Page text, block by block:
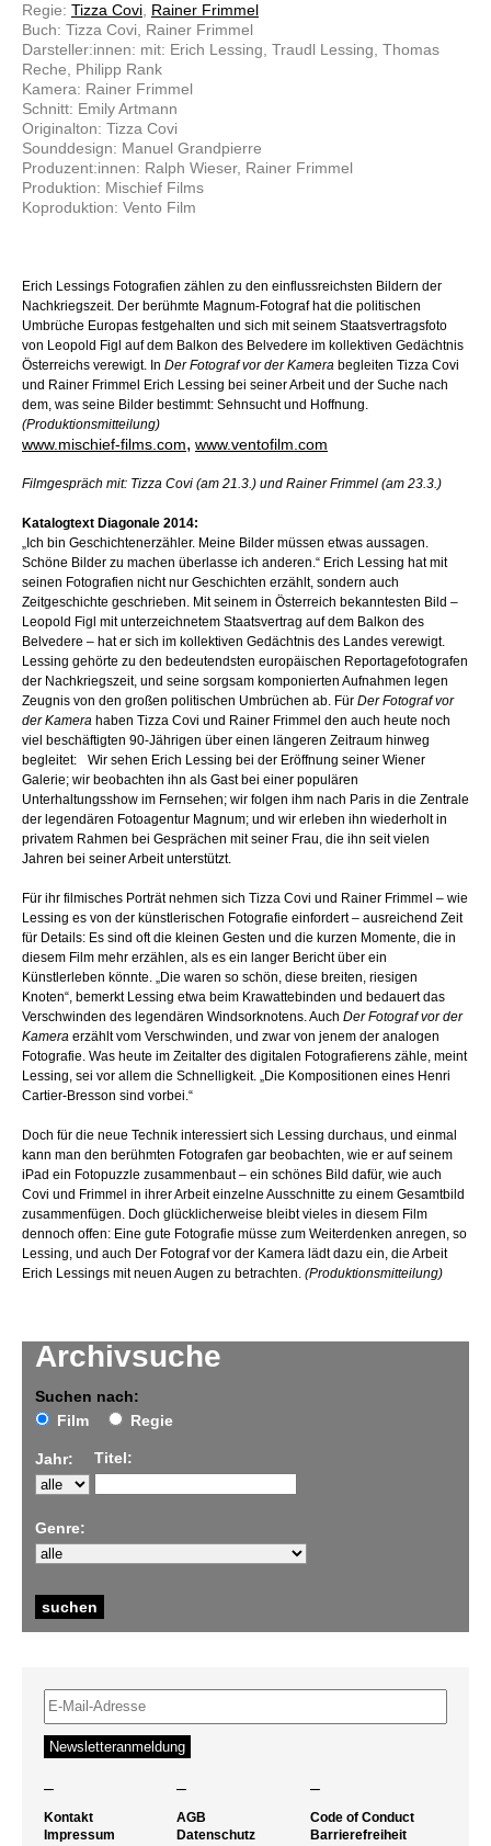
Archivsuche
Suchen nach:
Film
Regie
Jahr: Titel:
Genre:
Regie: Tizza Covi Rainer Frimmel
Buch: Tizza Covi, Rainer Frimmel
Darsteller:innen: mit: Erich Lessing, Traudl Lessing, Thomas
Reche, Philipp Rank
Kamera: Rainer Frimmel
Schnitt: Emily Artmann
Originalton: Tizza Covi
Sounddesign: Manuel Grandpierre
Produzent:innen: Ralph Wieser, Rainer Frimmel
Produktion: Mischief Films
Koproduktion: Vento Film
Erich Lessings Fotografien zählen zu den einflussreichsten Bildern der
Nachkriegszeit. Der berühmte Magnum-Fotograf hat die politischen
Umbrüche Europas festgehalten und sich mit seinem Staatsvertragsfoto
von Leopold Figl auf dem Balkon des Belvedere im kollektiven Gedächtnis
Österreichs verewigt. In Der Fotograf vor der Kamera begleiten Tizza Covi
und Rainer Frimmel Erich Lessing bei seiner Arbeit und der Suche nach
dem, was seine Bilder bestimmt: Sehnsucht und Hoffnung.
(Produktionsmitteilung)
www.mischief-films.com, www.ventofilm.com
Filmgespräch mit: Tizza Covi (am 21.3.) und Rainer Frimmel (am 23.3.)
Katalogtext Diagonale 2014:
„Ich bin Geschichtenerzähler. Meine Bilder müssen etwas aussagen.
Schöne Bilder zu machen überlasse ich anderen.“ Erich Lessing hat mit
seinen Fotografien nicht nur Geschichten erzählt, sondern auch
Zeitgeschichte geschrieben. Mit seinem in Österreich bekanntesten Bild –
Leopold Figl mit unterzeichnetem Staatsvertrag auf dem Balkon des
Belvedere – hat er sich im kollektiven Gedächtnis des Landes verewigt.
Lessing gehörte zu den bedeutendsten europäischen Reportagefotografen
der Nachkriegszeit, und seine sorgsam komponierten Aufnahmen legen
Zeugnis von den großen politischen Umbrüchen ab. Für Der Fotograf vor
der Kamera haben Tizza Covi und Rainer Frimmel den auch heute noch
viel beschäftigten 90-Jährigen über einen längeren Zeitraum hinweg
begleitet: Wir sehen Erich Lessing bei der Eröffnung seiner Wiener
Galerie; wir beobachten ihn als Gast bei einer populären
Unterhaltungsshow im Fernsehen; wir folgen ihm nach Paris in die Zentrale
der legendären Fotoagentur Magnum; und wir erleben ihn wiederholt in
privatem Rahmen bei Gesprächen mit seiner Frau, die ihn seit vielen
Jahren bei seiner Arbeit unterstützt.
Für ihr filmisches Porträt nehmen sich Tizza Covi und Rainer Frimmel – wie
Lessing es von der künstlerischen Fotografie einfordert – ausreichend Zeit
für Details: Es sind oft die kleinen Gesten und die kurzen Momente, die in
diesem Film mehr erzählen, als es ein langer Bericht über ein
Künstlerleben könnte. „Die waren so schön, diese breiten, riesigen
Knoten“, bemerkt Lessing etwa beim Krawattebinden und bedauert das
Verschwinden des legendären Windsorknotens. Auch Der Fotograf vor der
Kamera erzählt vom Verschwinden, und zwar von jenem der analogen
Fotografie. Was heute im Zeitalter des digitalen Fotografierens zähle, meint
Lessing, sei vor allem die Schnelligkeit. „Die Kompositionen eines Henri
Cartier-Bresson sind vorbei.“
Doch für die neue Technik interessiert sich Lessing durchaus, und einmal
kann man den berühmten Fotografen gar beobachten, wie er auf seinem
iPad ein Fotopuzzle zusammenbaut – ein schönes Bild dafür, wie auch
Covi und Frimmel in ihrer Arbeit einzelne Ausschnitte zu einem Gesamtbild
zusammenfügen. Doch glücklicherweise bleibt vieles in diesem Film
dennoch offen: Eine gute Fotografie müsse zum Weiterdenken anregen, so
Lessing, und auch Der Fotograf vor der Kamera lädt dazu ein, die Arbeit
Erich Lessings mit neuen Augen zu betrachten. (Produktionsmitteilung)
– – –
Kontakt
Impressum
AGB
Datenschutz
Code of Conduct
Barrierefreiheit